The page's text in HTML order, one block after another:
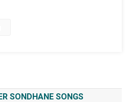
SONDHANE SONGS